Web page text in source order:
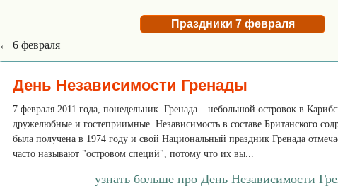
Праздники 7 февраля
← 6 февраля
День Независимости Гренады
7 февраля 2011 года, понедельник. Гренада – небольшой островок в
дружелюбные и гостеприимные. Независимость в составе Британского
была получена в 1974 году и свой Национальный праздник Гренада
часто называют "островом специй", потому что их вы...
узнать больше про День Независимости